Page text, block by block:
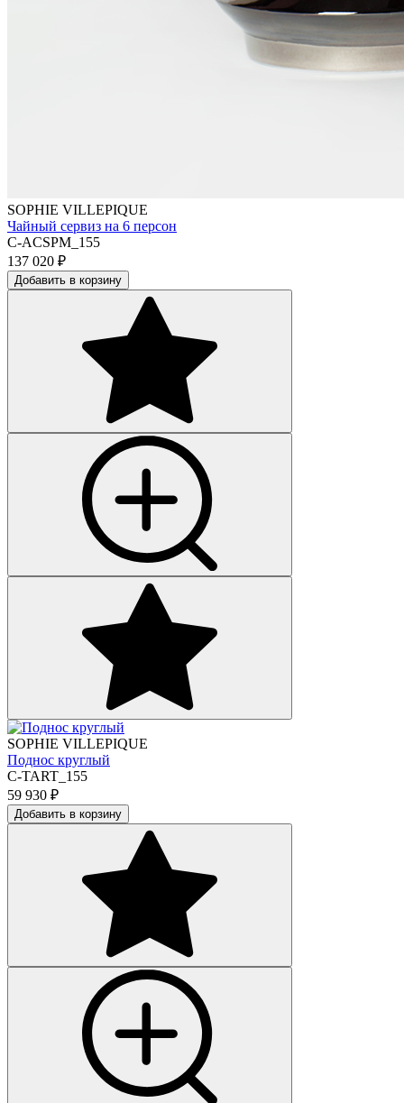
SOPHIE VILLEPIQUE
Чайный сервиз на 6 персон
C-ACSPM_155
137 020 ₽
Добавить в корзину
SOPHIE VILLEPIQUE
Поднос круглый
C-TART_155
59 930 ₽
Добавить в корзину